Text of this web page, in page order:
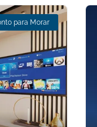
para Morar